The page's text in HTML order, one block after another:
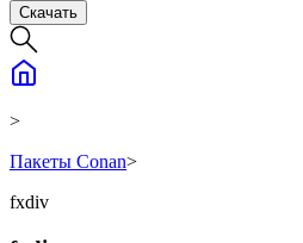
Скачать
>
Пакеты Conan>
fxdiv